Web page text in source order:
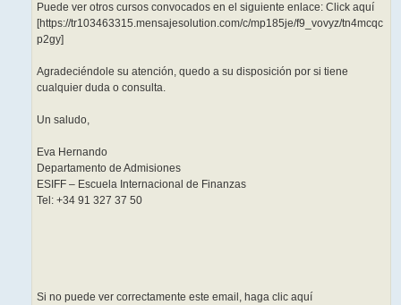
Puede ver otros cursos convocados en el siguiente enlace: Click aquí
[https://tr103463315.mensajesolution.com/c/mp185je/f9_vovyz/tn4mcqc
p2gy]
Agradeciéndole su atención, quedo a su disposición por si tiene
cualquier duda o consulta.
Un saludo,
Eva Hernando
Departamento de Admisiones
ESIFF – Escuela Internacional de Finanzas
Tel: +34 91 327 37 50
Si no puede ver correctamente este email, haga clic aquí